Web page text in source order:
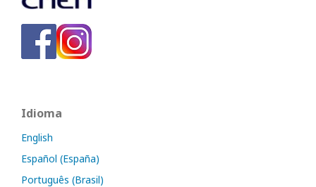
Idioma
English
Español (España)
Português (Brasil)